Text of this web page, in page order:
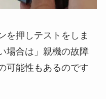
を押しテストをしま
場合は」親機の故障
可能性もあるのです